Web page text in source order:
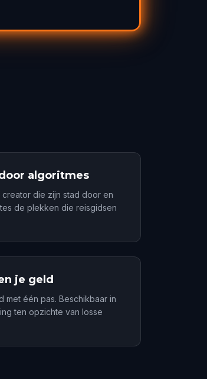
algoritmes
die zijn stad door en
de plekken die reisgidsen
je geld
met één pas. Beschikbaar in
ten opzichte van losse